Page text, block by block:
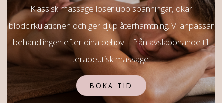
Klassisk massage löser upp spänningar, ökar
blodcirkulationen och ger djup återhämtning. Vi anpassar
behandlingen efter dina behov – från avslappnande till
terapeutisk massage.
BOKA TID